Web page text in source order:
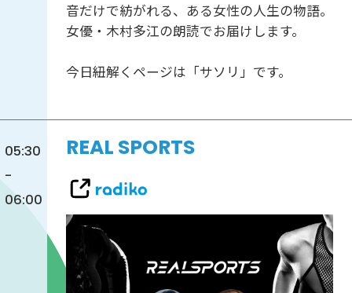
音だけで紡がれる、ある女性の人生の物語。
女優・木村多江の朗読でお届けします。
今日紐解くページは「サソリ」です。
05:30
-
06:00
REAL SPORTS